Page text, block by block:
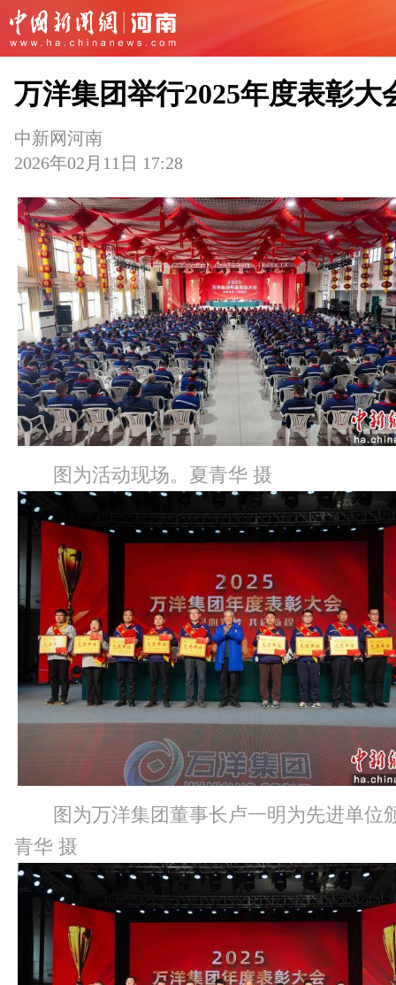
万洋集团举行2025年度表彰大
中新网河南
2026年02月11日 17:28
图为活动现场。夏青华 摄
图为万洋集团董事长卢一明为先进单位
青华 摄